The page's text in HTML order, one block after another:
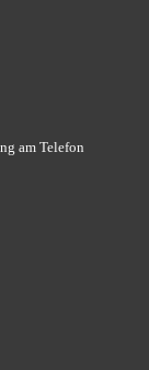
am Telefon